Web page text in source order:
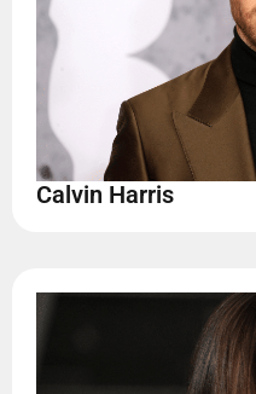
Calvin Harris